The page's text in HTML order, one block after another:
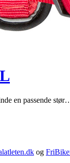
en passende
og